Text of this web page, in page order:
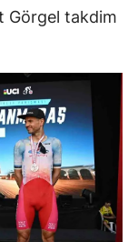
Görgel takdim